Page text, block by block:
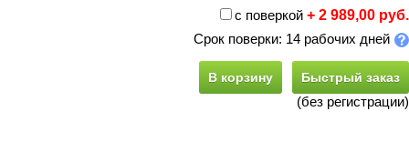
с поверкой + 2 989,00 руб.
Срок поверки: 14 рабочих дней
В корзину Быстрый заказ
(без регистрации)